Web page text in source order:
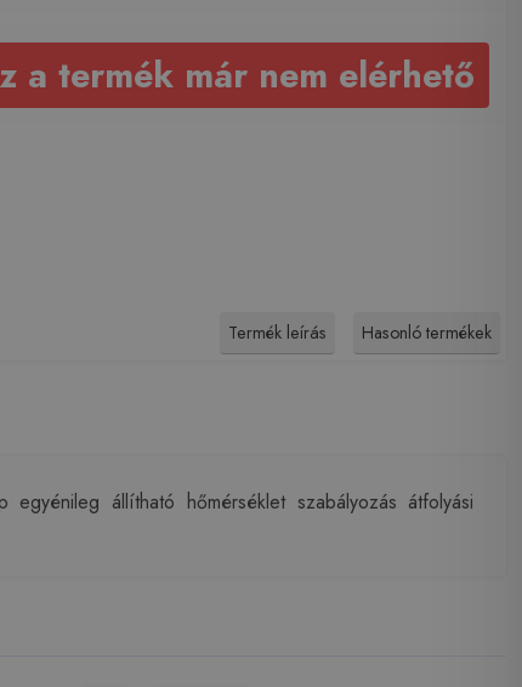
a termék már nem elérhető
Termék leírás Hasonló termékek
állítható hőmérséklet szabályozás átfolyási